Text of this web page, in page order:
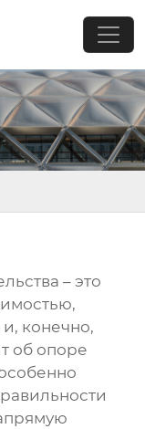
– это
конечно,
об опоре